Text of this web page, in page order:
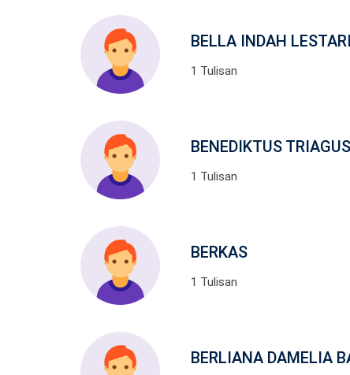
BELLA INDAH LESTARI
1 Tulisan
BENEDIKTUS
1 Tulisan
BERKAS
1 Tulisan
BERLIANA DAMELIA